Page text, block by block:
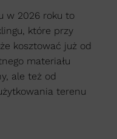
w 2026 roku to
które przy
kosztować już od
materiału
ale też od
terenu